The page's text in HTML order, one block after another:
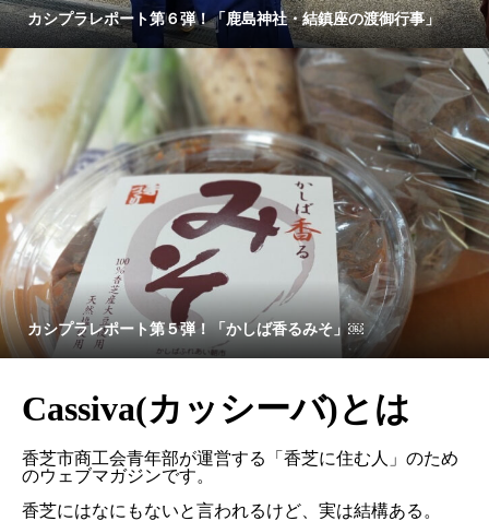
カシプラレポート第６弾！「鹿島神社・結鎮座の渡御行事」
カシプラレポート第５弾！「かしば香るみそ」￼
Cassiva(カッシーバ)とは
香芝市商工会青年部が運営する「香芝に住む人」のため
のウェブマガジンです。
香芝にはなにもないと言われるけど、実は結構ある。